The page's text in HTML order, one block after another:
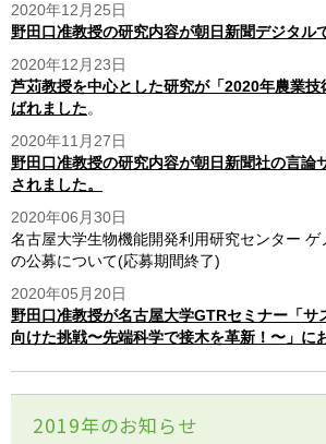
2020年12月25日
野田口准教授の研究内容が朝日新聞デジタル
2020年12月23日
芦苅教授を中心とした研究が「2020年農業
ばれました 。
2020年11月27日
野田口准教授の研究内容が朝日新聞社の言論
されました。
2020年06月30日
名古屋大学生物機能開発利用研究センター
の公募について(応募期間終了)
2020年05月20日
野田口准教授が名古屋大学GTRセミナー「サ
向けた挑戦〜先端科学で接木を革新！〜」に
2019年のお知らせ